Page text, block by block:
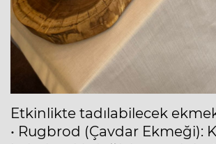
Etkinlikte tadılabilecek
• Rugbrod (Çavdar Ekmeği):